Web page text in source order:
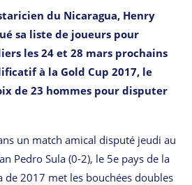
du Nicaragua, Henry
sa liste de joueurs pour
les 24 et 28 mars prochains
à la Gold Cup 2017, le
de 23 hommes pour disputer
un match amical disputé jeudi au
Pedro Sula (0-2), le 5e pays de la
de 2017 met les bouchées doubles